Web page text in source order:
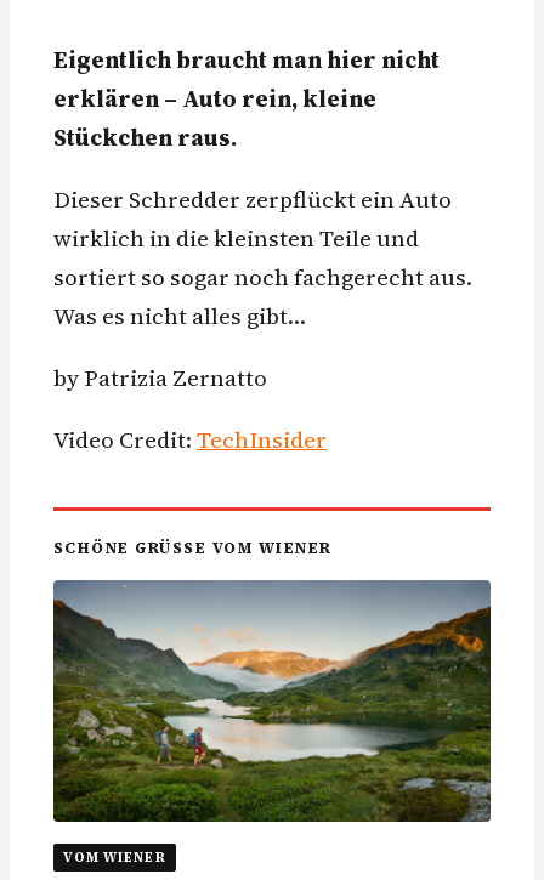
Eigentlich braucht man hier nicht
erklären – Auto rein, kleine
Stückchen raus.
Dieser Schredder zerpflückt ein Auto
wirklich in die kleinsten Teile und
sortiert so sogar noch fachgerecht aus.
Was es nicht alles gibt…
by Patrizia Zernatto
Video Credit:TechInsider
SCHÖNE GRÜSSE VOM WIENER
VOM WIENER